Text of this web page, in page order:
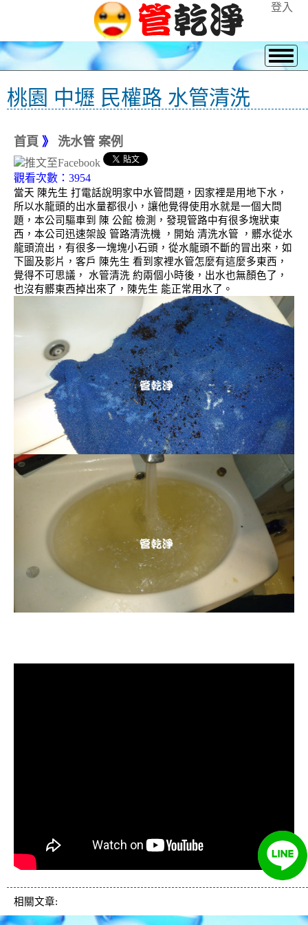
登入
桃園 中壢 民權路 水管清洗
首頁 》 洗水管 案例
觀看次數：3954
當天 陳先生 打電話說明家中水管問題，因家裡是用地下水，
所以水龍頭的出水量都很小，讓他覺得使用水就是一個大問
題，本公司驅車到 陳 公館 檢測，發現管路中有很多塊狀東
西，本公司迅速架設 管路清洗機 ，開始 清洗水管 ，髒水從水
龍頭流出，有很多一塊塊小石頭，從水龍頭不斷的冒出來，如
下圖及影片，客戶 陳先生 看到家裡水管怎麼有這麼多東西，
覺得不可思議， 水管清洗 約兩個小時後，出水也無顏色了，
也沒有髒東西掉出來了，陳先生 能正常用水了。
相關文章: